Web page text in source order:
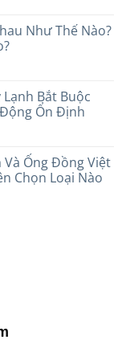
Như Thế Nào?
Bắt Buộc
Ổn Định
Và Ống Đồng Việt
Chọn Loại Nào